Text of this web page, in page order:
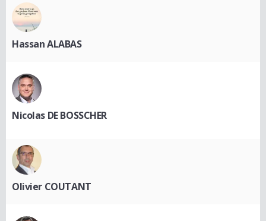
Hassan ALABAS
Nicolas DE BOSSCHER
Olivier COUTANT